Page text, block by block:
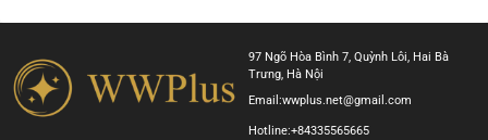
97 Ngõ Hòa Bình 7, Quỳnh Lôi, Hai Bà
Trưng, Hà Nội
Email:wwplus.net@gmail.com
Hotline:+84335565665